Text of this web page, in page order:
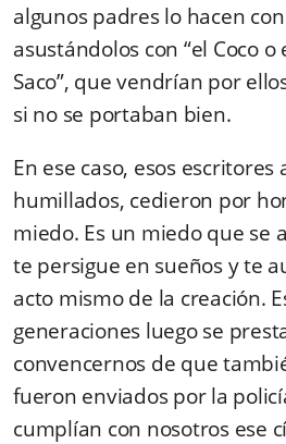
algunos padres lo hacen
asustándolos con “el Coco
Saco”, que vendrían por
si no se portaban bien.
En ese caso, esos escritores
humillados, cedieron por
miedo. Es un miedo que se
te persigue en sueños y te
acto mismo de la creación.
generaciones luego se
convencernos de que
fueron enviados por la
cumplían con nosotros ese